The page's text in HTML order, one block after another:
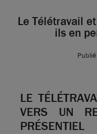
Le Télétravail
ils en
LE
VERS UN
PRÉSENTIEL